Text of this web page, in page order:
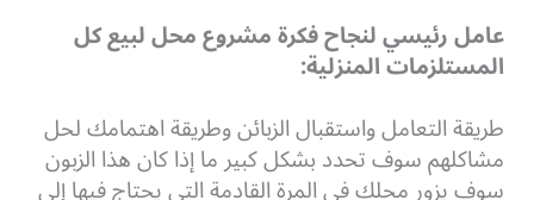
عامل رئيسي لنجاح فكرة مشروع محل لبيع كل
المستلزمات المنزلية:
طريقة التعامل واستقبال الزبائن وطريقة اهتمامك لحل
مشاكلهم سوف تحدد بشكل كبير ما إذا كان هذا الزبون
سوف يزور محلك في المرة القادمة التي يحتاج فيها إلى